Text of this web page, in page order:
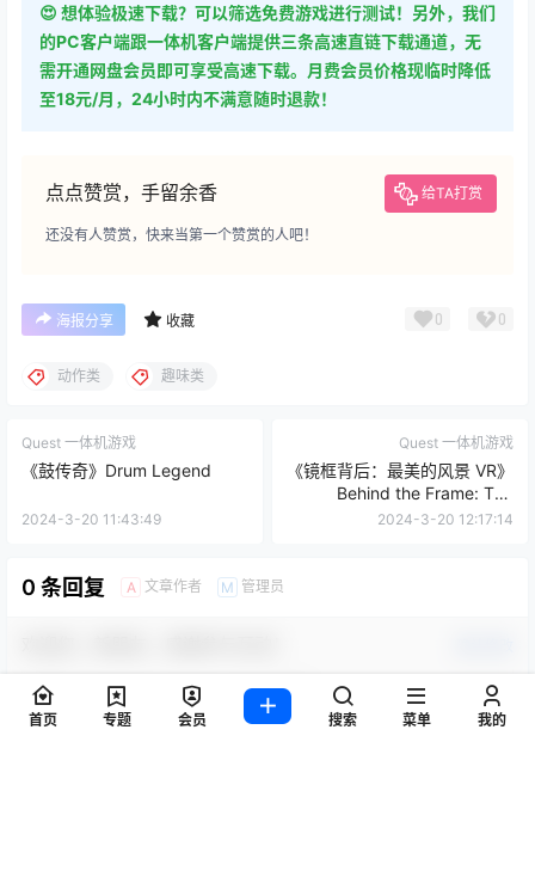
😍 想体验极速下载？可以筛选免费游戏进行测试！另外，我们
的PC客户端跟一体机客户端提供三条高速直链下载通道，无
需开通网盘会员即可享受高速下载。月费会员价格现临时降低
至18元/月，24小时内不满意随时退款！
点点赞赏，手留余香 给TA打赏
还没有人赞赏，快来当第一个赞赏的人吧！
海报分享 收藏 0 0
动作类 趣味类
Quest 一体机游戏
《鼓传奇》Drum Legend
2024-3-20 11:43:49
Quest 一体机游戏
《镜框背后：最美的风景 VR》
Behind the Frame: The
Finest Scenery VR
2024-3-20 12:17:14
0 条回复 A 文章作者 M 管理员
首页 专题 会员 搜索 菜单 我的